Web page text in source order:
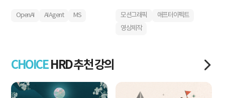
OpenAI AI Agent MS 모션그래픽
애프터이펙트
영상제작
CHOICEHRD 추천 강의